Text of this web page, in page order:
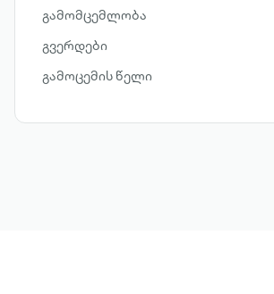
გამომცემლობა
გვერდები
გამოცემის წელი